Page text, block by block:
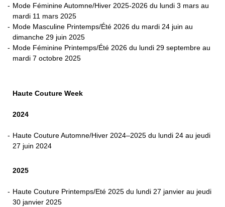
Mode Féminine Automne/Hiver 2025-2026 du lundi 3 mars au
mardi 11 mars 2025
Mode Masculine Printemps/Été 2026 du mardi 24 juin au
dimanche 29 juin 2025
Mode Féminine Printemps/Été 2026 du lundi 29 septembre au
mardi 7 octobre 2025
Haute Couture Week
2024
Haute Couture Automne/Hiver 2024–2025 du lundi 24 au jeudi
27 juin 2024
2025
Haute Couture Printemps/Eté 2025 du lundi 27 janvier au jeudi
30 janvier 2025